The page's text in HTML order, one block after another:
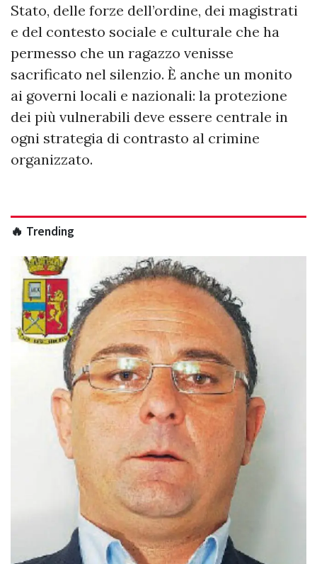
Stato, delle forze dell’ordine, dei magistrati
e del contesto sociale e culturale che ha
permesso che un ragazzo venisse
sacrificato nel silenzio. È anche un monito
ai governi locali e nazionali: la protezione
dei più vulnerabili deve essere centrale in
ogni strategia di contrasto al crimine
organizzato.
🔥 Trending